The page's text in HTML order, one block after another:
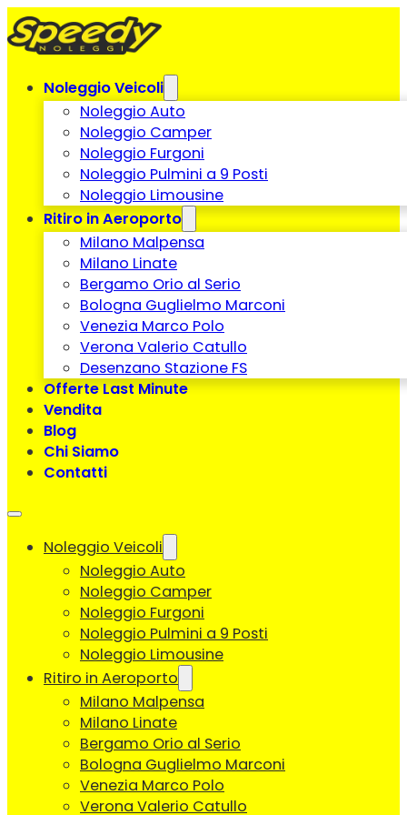
Noleggio Veicoli
Noleggio Auto
Noleggio Camper
Noleggio Furgoni
Noleggio Pulmini a 9 Posti
Noleggio Limousine
Ritiro in Aeroporto
Milano Malpensa
Milano Linate
Bergamo Orio al Serio
Bologna Guglielmo Marconi
Venezia Marco Polo
Verona Valerio Catullo
Desenzano Stazione FS
Offerte Last Minute
Vendita
Blog
Chi Siamo
Contatti
Noleggio Veicoli
Noleggio Auto
Noleggio Camper
Noleggio Furgoni
Noleggio Pulmini a 9 Posti
Noleggio Limousine
Ritiro in Aeroporto
Milano Malpensa
Milano Linate
Bergamo Orio al Serio
Bologna Guglielmo Marconi
Venezia Marco Polo
Verona Valerio Catullo